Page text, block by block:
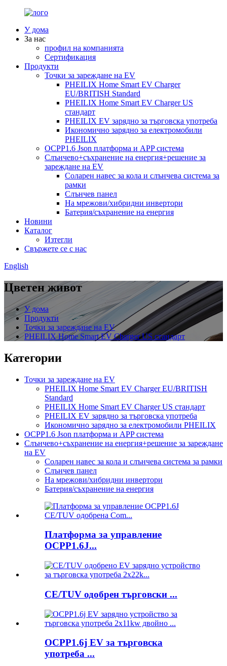
У дома
За нас
профил на компанията
Сертификация
Продукти
Точки за зареждане на EV
PHEILIX Home Smart EV Charger
EU/BRITISH Standard
PHEILIX Home Smart EV Charger US
стандарт
PHEILIX EV зарядно за търговска употреба
Икономично зарядно за електромобили
PHEILIX
OCPP1.6 Json платформа и APP система
Слънчево+съхранение на енергия+решение за
зареждане на EV
Соларен навес за кола и слънчева система за
рамки
Слънчев панел
На мрежови/хибридни инвертори
Батерия/съхранение на енергия
Новини
Каталог
Изтегли
Свържете се с нас
English
Цветен живот
У дома
Продукти
Точки за зареждане на EV
PHEILIX Home Smart EV Charger US стандарт
Категории
Точки за зареждане на EV
PHEILIX Home Smart EV Charger EU/BRITISH
Standard
PHEILIX Home Smart EV Charger US стандарт
PHEILIX EV зарядно за търговска употреба
Икономично зарядно за електромобили PHEILIX
OCPP1.6 Json платформа и APP система
Слънчево+съхранение на енергия+решение за зареждане
на EV
Соларен навес за кола и слънчева система за рамки
Слънчев панел
На мрежови/хибридни инвертори
Батерия/съхранение на енергия
Платформа за управление
OCPP1.6J...
CE/TUV одобрен търговски ...
OCPP1.6j EV за търговска
употреба ...